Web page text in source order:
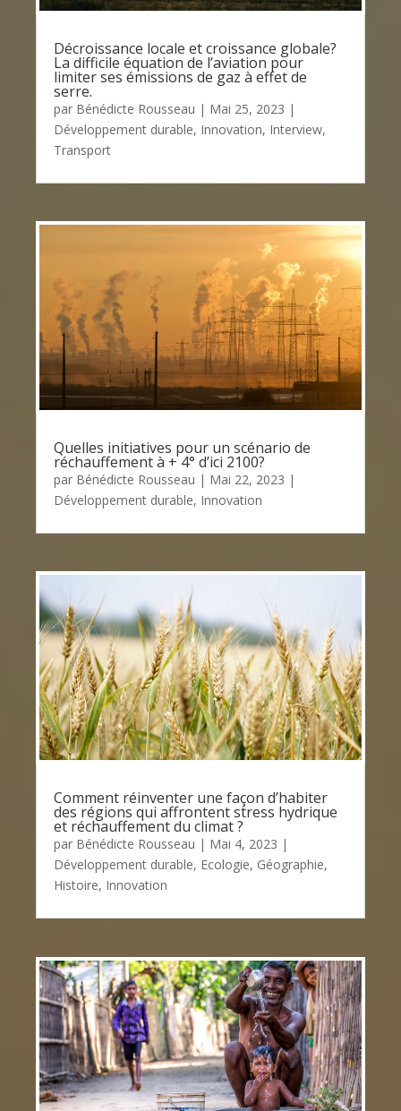
Décroissance locale et croissance globale?
La difficile équation de l’aviation pour
limiter ses émissions de gaz à effet de
serre.
par Bénédicte Rousseau | Mai 25, 2023 |
Développement durable, Innovation, Interview,
Transport
Quelles initiatives pour un scénario de
réchauffement à + 4° d’ici 2100?
par Bénédicte Rousseau | Mai 22, 2023 |
Développement durable, Innovation
Comment réinventer une façon d’habiter
des régions qui affrontent stress hydrique
et réchauffement du climat ?
par Bénédicte Rousseau | Mai 4, 2023 |
Développement durable, Ecologie, Géographie,
Histoire, Innovation